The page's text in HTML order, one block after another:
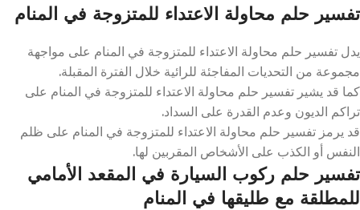
تفسير حلم محاولة الاعتداء للمتزوجة في المنام
يدل تفسير حلم محاولة الاعتداء للمتزوجة في المنام على مواجهة
مجموعة من التحديات المفاجئة للرائية خلال الفترة المقبلة.
كما قد يشير تفسير حلم محاولة الاعتداء للمتزوجة في المنام على
تراكم الديون وعدم القدرة على السداد.
قد يرمز تفسير حلم محاولة الاعتداء للمتزوجة في المنام على ظلم
النفس أو الكذب على الأشخاص المقربين لها.
تفسير حلم ركوب السيارة في المقعد الأمامي
للمطلقة مع طليقها في المنام